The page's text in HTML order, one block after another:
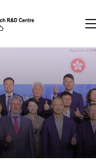
录
繁 简